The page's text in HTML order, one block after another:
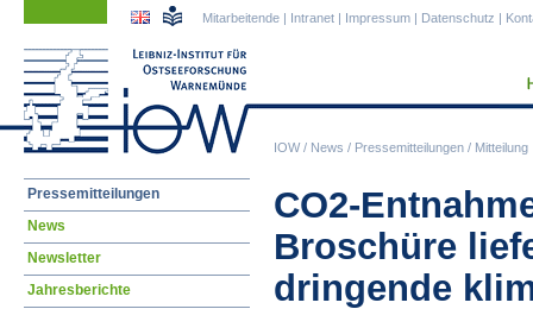
IOW/ News / Pressemitteilungen / Mitteilung
Mitarbeitende | Intranet | Impressum | Datenschutz |
CO2-
Broschüre
dringende
Navigation
Pressemitteilungen
News
Newsletter
Jahresberichte